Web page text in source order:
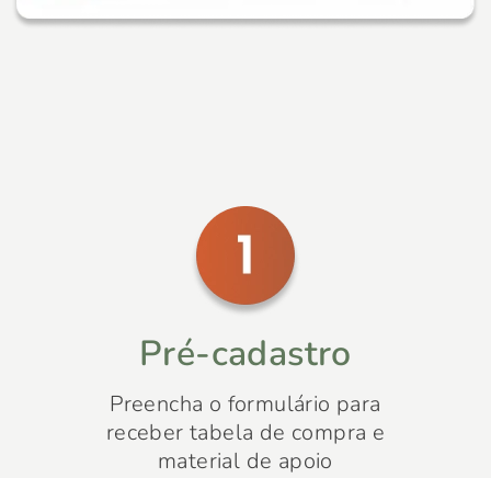
Pré-cadastro
Preencha o formulário para
receber tabela de compra e
material de apoio